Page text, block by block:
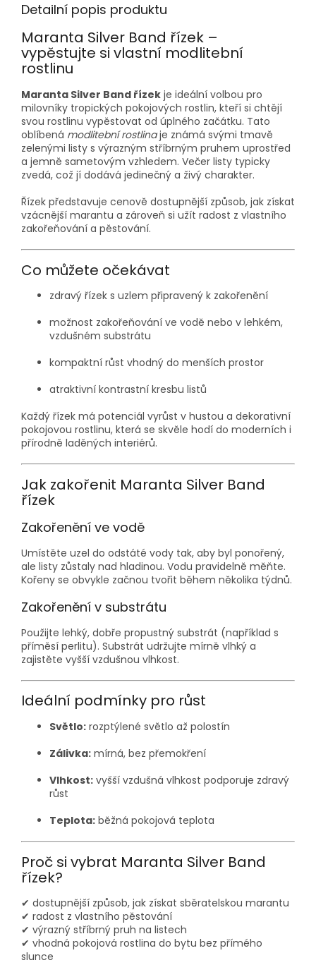
Detailní popis produktu
Maranta Silver Band řízek –
vypěstujte si vlastní modlitební
rostlinu
Maranta Silver Band řízek je ideální volbou pro
milovníky tropických pokojových rostlin, kteří si chtějí
svou rostlinu vypěstovat od úplného začátku. Tato
oblíbená modlitební rostlinaje známá svými tmavě
zelenými listy s výrazným stříbrným pruhem uprostřed
a jemně sametovým vzhledem. Večer listy typicky
zvedá, což jí dodává jedinečný a živý charakter.
Řízek představuje cenově dostupnější způsob, jak získat
vzácnější marantu a zároveň si užít radost z vlastního
zakořeňování a pěstování.
Co můžete očekávat
zdravý řízek s uzlem připravený k zakořenění
možnost zakořeňování ve vodě nebo v lehkém,
vzdušném substrátu
kompaktní růst vhodný do menších prostor
atraktivní kontrastní kresbu listů
Každý řízek má potenciál vyrůst v hustou a dekorativní
pokojovou rostlinu, která se skvěle hodí do moderních i
přírodně laděných interiérů.
Jak zakořenit Maranta Silver Band
řízek
Zakořenění ve vodě
Umístěte uzel do odstáté vody tak, aby byl ponořený,
ale listy zůstaly nad hladinou. Vodu pravidelně měňte.
Kořeny se obvykle začnou tvořit během několika týdnů.
Zakořenění v substrátu
Použijte lehký, dobře propustný substrát (například s
příměsí perlitu). Substrát udržujte mírně vlhký a
zajistěte vyšší vzdušnou vlhkost.
Ideální podmínky pro růst
Světlo: rozptýlené světlo až polostín
Zálivka: mírná, bez přemokření
Vlhkost: vyšší vzdušná vlhkost podporuje zdravý
růst
Teplota: běžná pokojová teplota
Proč si vybrat Maranta Silver Band
řízek?
✔ dostupnější způsob, jak získat sběratelskou marantu
✔ radost z vlastního pěstování
✔ výrazný stříbrný pruh na listech
✔ vhodná pokojová rostlina do bytu bez přímého
slunce